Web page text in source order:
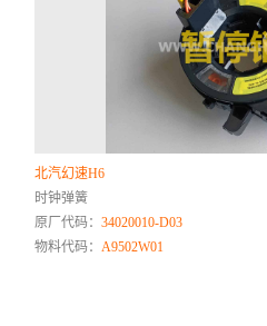
北汽幻速H6
时钟弹簧
原厂代码：34020010-D03
物料代码：A9502W01